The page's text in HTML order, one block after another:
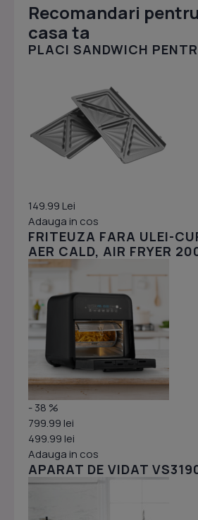
Recomandari
casa ta
PLACI SANDWICH
149.99 Lei
Adauga in cos
FRITEUZA FARA ULEI-
AER CALD, AIR FRYER
- 38 %
799.99 lei
499.99 lei
Adauga in cos
APARAT DE VIDAT